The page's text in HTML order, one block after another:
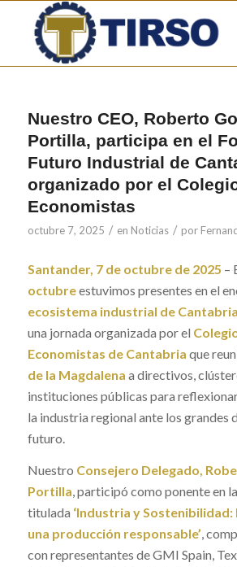
Nuestro CEO, Roberto
Portilla, participa en el
Futuro Industrial de
organizado por el
Economistas
octubre 7, 2025 / en Noticias / por
Santander, 7 de octubre de 2025 –
octubreestuvimos presentes en el
ecosistema industrial de Cantabria
una jornada organizada por el
Economistas de Cantabria que
de la Magdalena a directivos,
instituciones públicas para
la industria regional ante los grandes
futuro.
Nuestro Consejero Delegado,
Portilla, participó como ponente en
titulada ‘Industria y Sostenibilidad:
una producción responsable’,
con representantes de GMI Spain,